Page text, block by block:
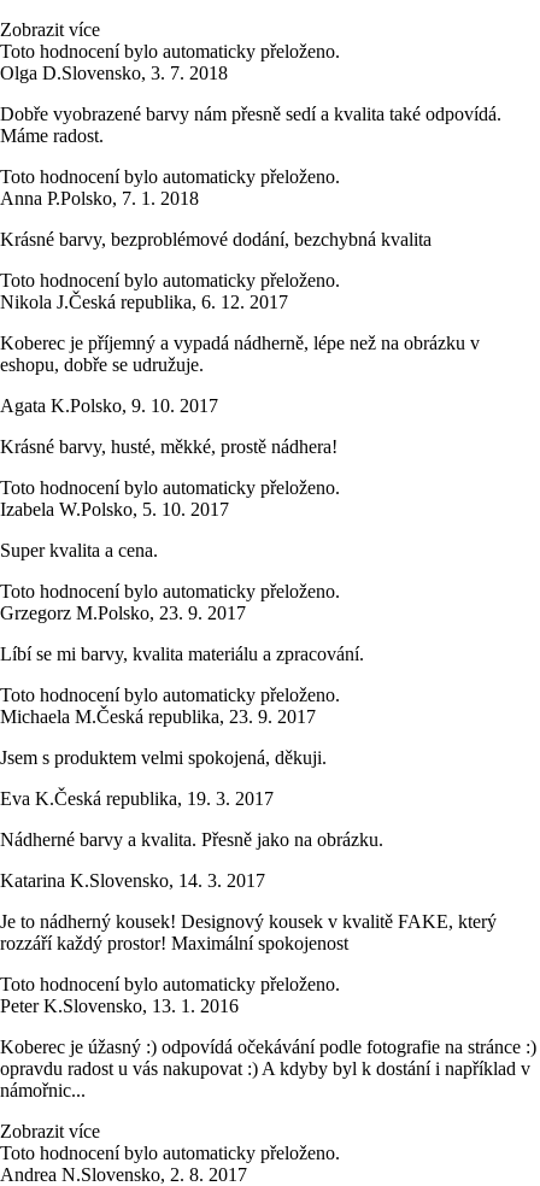
Zobrazit více
Toto hodnocení bylo automaticky přeloženo.
Olga D.Slovensko, 3. 7. 2018
Dobře vyobrazené barvy nám přesně sedí a kvalita také odpovídá.
Máme radost.
Toto hodnocení bylo automaticky přeloženo.
Anna P.Polsko, 7. 1. 2018
Krásné barvy, bezproblémové dodání, bezchybná kvalita
Toto hodnocení bylo automaticky přeloženo.
Nikola J.Česká republika, 6. 12. 2017
Koberec je příjemný a vypadá nádherně, lépe než na obrázku v
eshopu, dobře se udružuje.
Agata K.Polsko, 9. 10. 2017
Krásné barvy, husté, měkké, prostě nádhera!
Toto hodnocení bylo automaticky přeloženo.
Izabela W.Polsko, 5. 10. 2017
Super kvalita a cena.
Toto hodnocení bylo automaticky přeloženo.
Grzegorz M.Polsko, 23. 9. 2017
Líbí se mi barvy, kvalita materiálu a zpracování.
Toto hodnocení bylo automaticky přeloženo.
Michaela M.Česká republika, 23. 9. 2017
Jsem s produktem velmi spokojená, děkuji.
Eva K.Česká republika, 19. 3. 2017
Nádherné barvy a kvalita. Přesně jako na obrázku.
Katarina K.Slovensko, 14. 3. 2017
Je to nádherný kousek! Designový kousek v kvalitě FAKE, který
rozzáří každý prostor! Maximální spokojenost
Toto hodnocení bylo automaticky přeloženo.
Peter K.Slovensko, 13. 1. 2016
Koberec je úžasný :) odpovídá očekávání podle fotografie na stránce :)
opravdu radost u vás nakupovat :) A kdyby byl k dostání i například v
námořnic...
Zobrazit více
Toto hodnocení bylo automaticky přeloženo.
Andrea N.Slovensko, 2. 8. 2017